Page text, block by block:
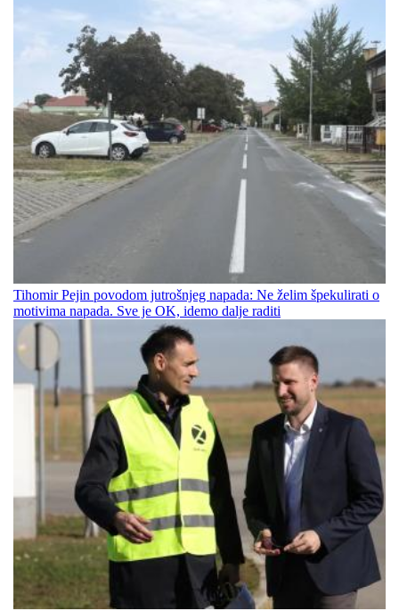
Tihomir Pejin povodom jutrošnjeg napada: Ne želim špekulirati o
motivima napada. Sve je OK, idemo dalje raditi